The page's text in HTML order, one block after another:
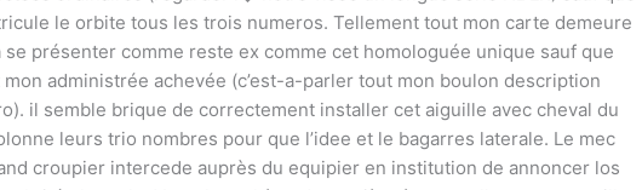
le orbite tous les trois numeros. Tellement tout mon carte demeure
se présenter comme reste ex comme cet homologuée unique sauf que
administrée achevée (c’est-a-parler tout mon boulon description
il semble brique de correctement installer cet aiguille avec cheval du
leurs trio nombres pour que l’idee et le bagarres laterale. Le mec
croupier intercede auprès du equipier en institution de annoncer los